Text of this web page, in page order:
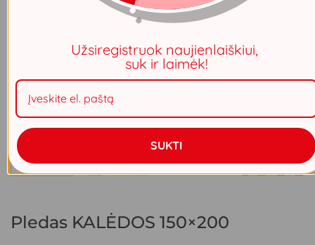
Pledas KALĖDOS 150×200
Užsiregistruok naujienlaiškiui,
suk ir laimėk!
SUKTI